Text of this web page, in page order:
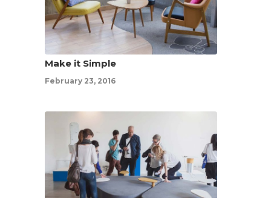
Make it Simple
February 23, 2016